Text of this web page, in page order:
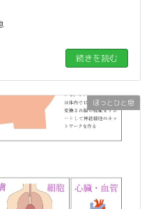
続きを読む
ほっとひと息